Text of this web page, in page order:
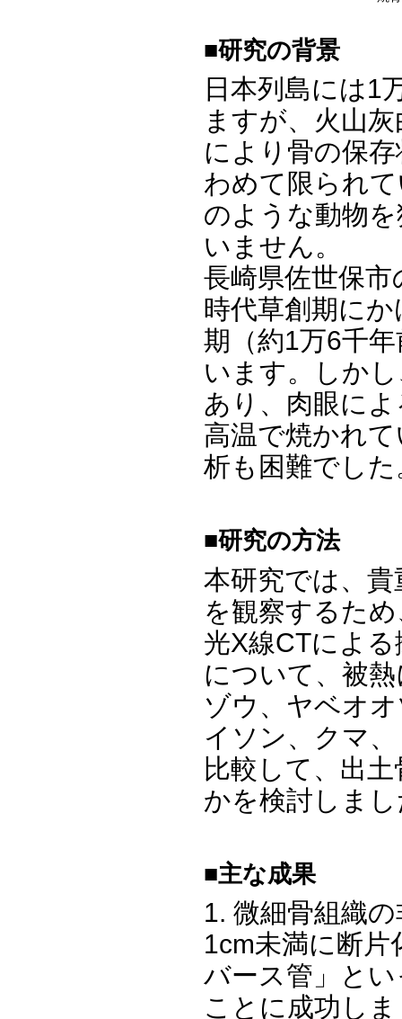
■研究の背景
日本列島には1
ますが、火山
により骨の保
わめて限られ
のような動物
いません。
長崎県佐世保
時代草創期に
期（約1万6千
います。しか
あり、肉眼に
高温で焼かれ
析も困難でした
■研究の方法
本研究では、
を観察するた
光X線CTによ
について、被
ゾウ、ヤベオ
イソン、クマ
比較して、出
かを検討しま
■主な成果
1. 微細骨組織
1cm未満に断
バース管」と
ことに成功し